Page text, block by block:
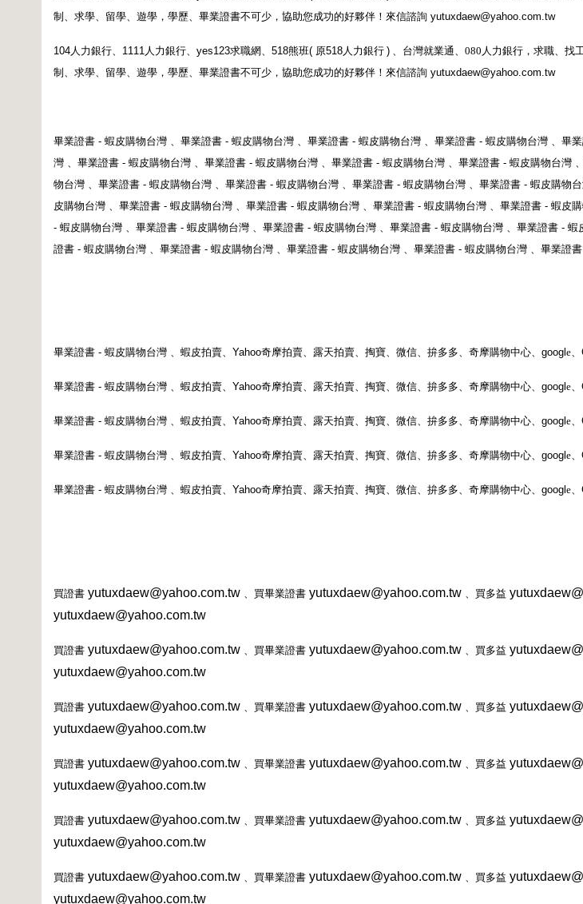
制、求學、留學、遊學，學歷、畢業證書不可少，協助您成功的好夥伴！ 來信諮詢 yutuxdaew@yahoo.com.tw
104人力銀行、 1111人力銀行、 yes123求職網、 518熊班( 原518人力銀行 ) 、台灣就業通、 080 人力銀行 ，求職、找
制、求學、留學、遊學，學歷、畢業證書不可少，協助您成功的好夥伴！ 來信諮詢 yutuxdaew@yahoo.com.tw
畢業證書 - 蝦皮購物台灣 、 畢業證書 - 蝦皮購物台灣 、 畢業證書 - 蝦皮購物台灣 、 畢業證書 - 蝦皮購物台灣 、 畢
灣 、 畢業證書 - 蝦皮購物台灣 、 畢業證書 - 蝦皮購物台灣 、 畢業證書 - 蝦皮購物台灣 、 畢業證書 - 蝦皮購物台灣 、
物台灣 、 畢業證書 - 蝦皮購物台灣 、 畢業證書 - 蝦皮購物台灣 、 畢業證書 - 蝦皮購物台灣 、 畢業證書 - 蝦皮購物
皮購物台灣 、 畢業證書 - 蝦皮購物台灣 、 畢業證書 - 蝦皮購物台灣 、 畢業證書 - 蝦皮購物台灣 、 畢業證書 - 蝦皮
- 蝦皮購物台灣 、 畢業證書 - 蝦皮購物台灣 、 畢業證書 - 蝦皮購物台灣 、 畢業證書 - 蝦皮購物台灣 、 畢業證書 - 蝦
證書 - 蝦皮購物台灣 、 畢業證書 - 蝦皮購物台灣 、 畢業證書 - 蝦皮購物台灣 、 畢業證書 - 蝦皮購物台灣 、 畢業證書
畢業證書 - 蝦皮購物台灣 、蝦皮拍賣、 Yahoo奇摩拍賣、露天拍賣、掏寶、微信、拚多多、奇摩購物中心、 googl e、
畢業證書 - 蝦皮購物台灣 、蝦皮拍賣、 Yahoo奇摩拍賣、露天拍賣、掏寶、微信、拚多多、奇摩購物中心、 googl e、
畢業證書 - 蝦皮購物台灣 、蝦皮拍賣、 Yahoo奇摩拍賣、露天拍賣、掏寶、微信、拚多多、奇摩購物中心、 googl e、
畢業證書 - 蝦皮購物台灣 、蝦皮拍賣、 Yahoo奇摩拍賣、露天拍賣、掏寶、微信、拚多多、奇摩購物中心、 googl e、
畢業證書 - 蝦皮購物台灣 、蝦皮拍賣、 Yahoo奇摩拍賣、露天拍賣、掏寶、微信、拚多多、奇摩購物中心、 googl e、
買證書 yutuxdaew@yahoo.com.tw 、買畢業證書 yutuxdaew@yahoo.com.tw 、買多益
yutuxdaew@yahoo.com.tw
買證書 yutuxdaew@yahoo.com.tw 、買畢業證書 yutuxdaew@yahoo.com.tw 、買多益
yutuxdaew@yahoo.com.tw
買證書 yutuxdaew@yahoo.com.tw 、買畢業證書 yutuxdaew@yahoo.com.tw 、買多益
yutuxdaew@yahoo.com.tw
買證書 yutuxdaew@yahoo.com.tw 、買畢業證書 yutuxdaew@yahoo.com.tw 、買多益
yutuxdaew@yahoo.com.tw
買證書 yutuxdaew@yahoo.com.tw 、買畢業證書 yutuxdaew@yahoo.com.tw 、買多益
yutuxdaew@yahoo.com.tw
買證書 yutuxdaew@yahoo.com.tw 、買畢業證書 yutuxdaew@yahoo.com.tw 、買多益
yutuxdaew@yahoo.com.tw